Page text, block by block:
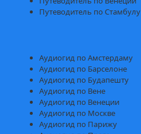
Путеводитель по Стамбулу
Аудиогид по Амстердаму
Аудиогид по Барселоне
Аудиогид по Будапешту
Аудиогид по Вене
Аудиогид по Венеции
Аудиогид по Москве
Аудиогид по Парижу